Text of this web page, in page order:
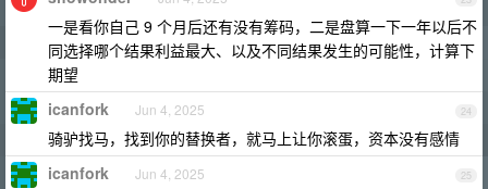
一是看你自己 9 个月后还有没有筹码，二是盘算一下一年以后不
同选择哪个结果利益最大、以及不同结果发生的可能性，计算下
期望
24
icanfork Jun 4, 2025
骑驴找马，找到你的替换者，就马上让你滚蛋，资本没有感情
25
icanfork Jun 4, 2025